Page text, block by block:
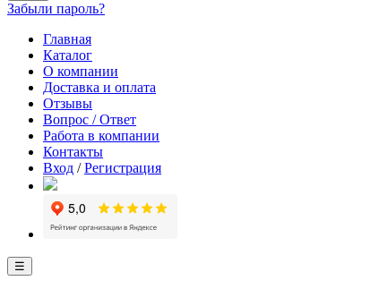
Забыли пароль?
Главная
Каталог
О компании
Доставка и оплата
Отзывы
Вопрос / Ответ
Работа в компании
Контакты
Вход /Регистрация
☰